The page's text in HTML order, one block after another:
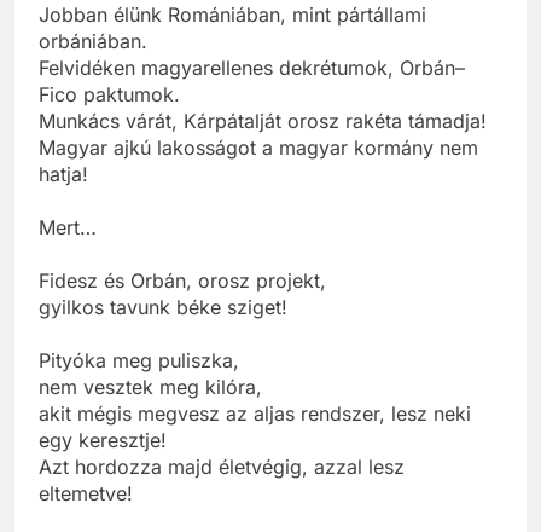
Jobban élünk Romániában, mint pártállami
orbániában.
Felvidéken magyarellenes dekrétumok, Orbán–
Fico paktumok.
Munkács várát, Kárpátalját orosz rakéta támadja!
Magyar ajkú lakosságot a magyar kormány nem
hatja!
Mert…
Fidesz és Orbán, orosz projekt,
gyilkos tavunk béke sziget!
Pityóka meg puliszka,
nem vesztek meg kilóra,
akit mégis megvesz az aljas rendszer, lesz neki
egy keresztje!
Azt hordozza majd életvégig, azzal lesz
eltemetve!